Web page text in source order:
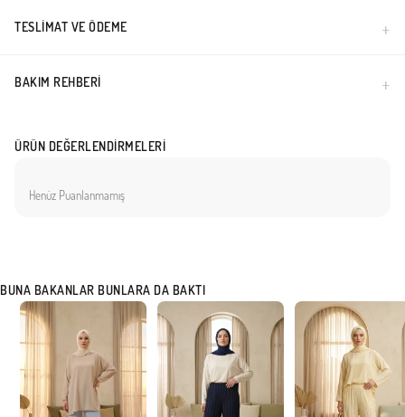
TESLIMAT VE ÖDEME
BAKIM REHBERI
ÜRÜN DEĞERLENDIRMELERI
Henüz Puanlanmamış
BUNA BAKANLAR BUNLARA DA BAKTI